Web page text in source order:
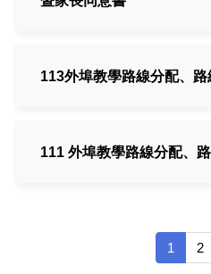
113外埠教學路線分配、
111 外埠教學路線分配、
1 2